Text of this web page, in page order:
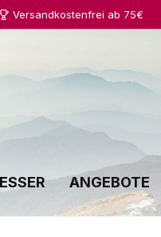
Versandkostenfrei ab 75€
ANGEBOTE